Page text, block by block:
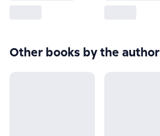
Other books by the author